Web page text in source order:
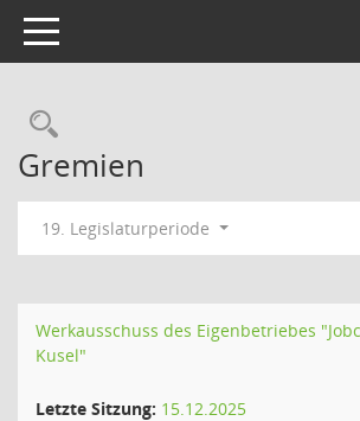
Toggle navigation
Rechercheauswahl
Gremien
19. Legislaturperiode
Werkausschuss des Eigenbetriebes
Kusel"
Letzte Sitzung: 15.12.2025